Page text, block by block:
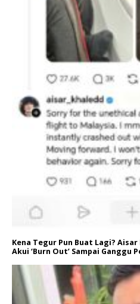
Kena Tegur Pun Buat Lagi?
Akui ‘Burn Out’ Sampai Ganggu